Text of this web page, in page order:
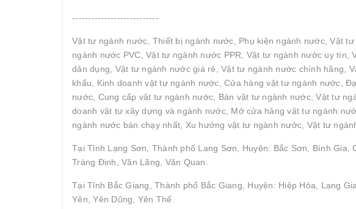
---------------------------
Vật tư ngành nước, Thiết bị ngành nước, Phụ kiện ngành nước, Vật
ngành nước PVC, Vật tư ngành nước PPR, Vật tư ngành nước uy
dân dụng, Vật tư ngành nước giá rẻ, Vật tư ngành nước chính hãng,
khẩu, Kinh doanh vật tư ngành nước, Cửa hàng vật tư ngành nước,
nước, Cung cấp vật tư ngành nước, Bán vật tư ngành nước, Vật tư
doanh vật tư xây dựng và ngành nước, Mở cửa hàng vật tư ngành
ngành nước bán chạy nhất, Xu hướng vật tư ngành nước, Vật tư
Tại Tỉnh Lạng Sơn, Thành phố Lạng Sơn, Huyện: Bắc Sơn, Bình Gia,
Tràng Định, Văn Lãng, Văn Quan.
Tại Tỉnh Bắc Giang, Thành phố Bắc Giang, Huyện: Hiệp Hòa, Lạng
Yên, Yên Dũng, Yên Thế.